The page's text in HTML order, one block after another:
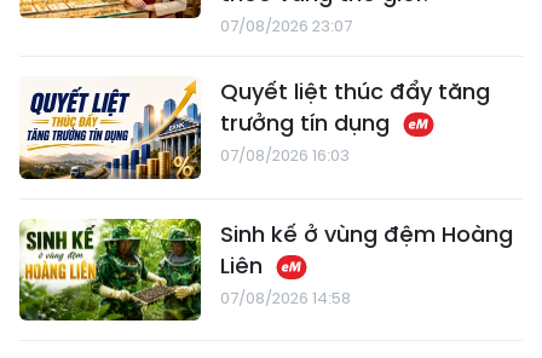
07/08/2026 23:07
Quyết liệt thúc đẩy tăng
trưởng tín dụng
07/08/2026 16:03
Sinh kế ở vùng đệm Hoàng
Liên
07/08/2026 14:58